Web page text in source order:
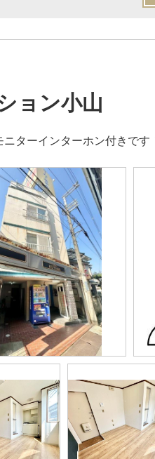
ョン小山
ニターインターホン付きです